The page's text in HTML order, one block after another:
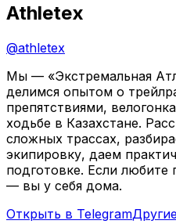
Athletex
@athletex
Мы — «Экстремальная
делимся опытом о
препятствиями,
ходьбе в Казахстане.
сложных трассах,
экипировку, даем
подготовке. Если
— вы у себя дома.
Открыть в Telegram